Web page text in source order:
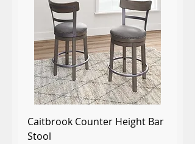
Caitbrook Counter Height Bar
Stool